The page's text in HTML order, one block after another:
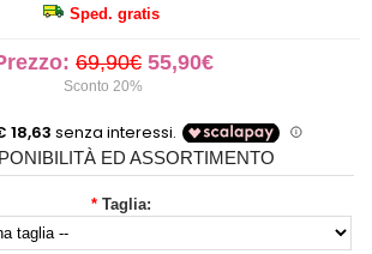
Sped. gratis
69,90€ 55,90€
Sconto 20%
ED ASSORTIMENTO
* Taglia: